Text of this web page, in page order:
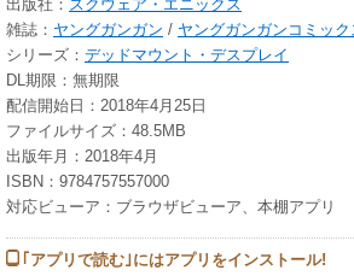
出版社： スクウェア・エニックス
雑誌： ヤングガンガン / ヤングガンガンコミック
シリーズ： デッドマウント・デスプレイ
DL期限：無期限
配信開始日：2018年4月25日
ファイルサイズ：48.5MB
出版年月：2018年4月
ISBN：9784757557000
対応ビューア：ブラウザビューア、本棚アプリ
｢アプリで読む｣にはアプリをインストール!